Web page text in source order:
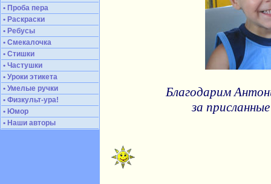
• Проба пера
• Раскраски
• Ребусы
• Смекалочка
• Стишки
• Частушки
• Уроки этикета
• Умелые ручки
• Физкульт-ура!
• Юмор
• Наши авторы
Благодарим
за